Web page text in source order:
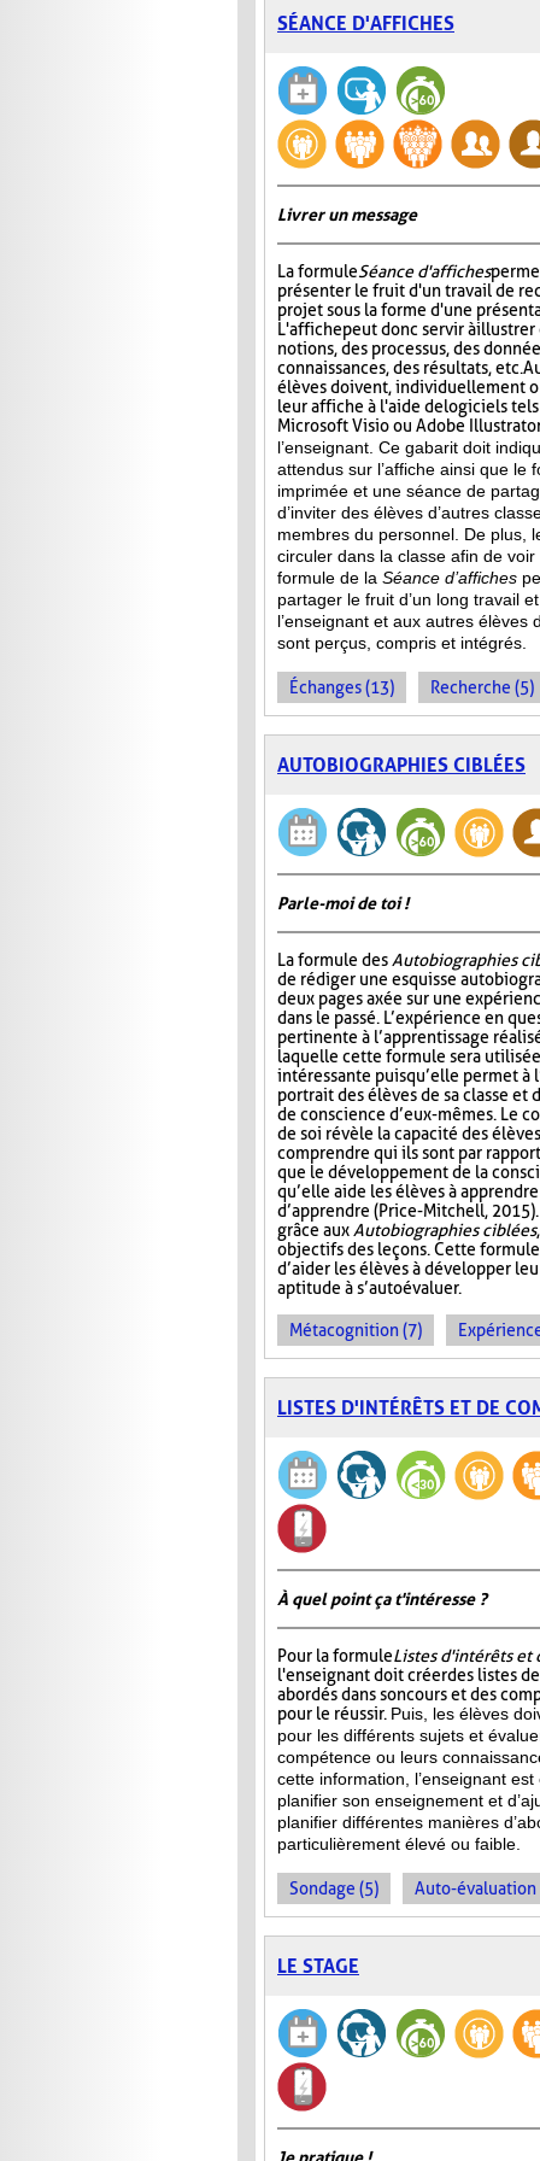
SÉANCE D'AFFICHES
Livrer un message
La formuleSéance d'affiches
présenter le fruit d'un travail de
projet sous la forme d'une
L'affichepeut donc servir à
notions, des processus, des
connaissances, des résultats, etc.
élèves doivent, individuellement
leur affiche à l'aide de logiciels
Microsoft Visio ou Adobe
l’enseignant. Ce gabarit doit
attendus sur l’affiche ainsi que le
imprimée et une séance de
d’inviter des élèves d’autres
membres du personnel. De plus,
circuler dans la classe afin de
formule de la Séance d’affiches
partager le fruit d’un long travail
l’enseignant et aux autres élèves
sont perçus, compris et intégrés.
Échanges (13) Recherche (5)
AUTOBIOGRAPHIES CIBLÉES
Parle-moi de toi !
La formule desAutobiographies
de rédiger une esquisse
deux pages axée sur une
dans le passé. L’expérience en
pertinente à l’apprentissage
laquelle cette formule sera
intéressante puisqu’elle permet à
portrait des élèves de sa classe
de conscience d’eux-mêmes. Le
de soi révèle la capacité des
comprendre qui ils sont par
que le développement de la
qu’elle aide les élèves à
d’apprendre (Price-Mitchell,
grâce auxAutobiographies ciblées
objectifs des leçons. Cette
d’aider les élèves à développer
aptitude à s’autoévaluer.
Métacognition (7)
LISTES D'INTÉRÊTS ET DE
À quel point ça t'intéresse ?
Pour la formuleListes d'intérêts et
l'enseignant doit créer des listes
abordés dans son cours et des
pour le réussir. Puis, les élèves
pour les différents sujets et
compétence ou leurs
cette information, l’enseignant
planifier son enseignement et
planifier différentes manières
particulièrement élevé ou faible.
Sondage (5) Auto-évaluation
LE STAGE